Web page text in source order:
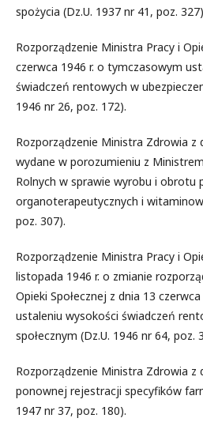
spożycia (Dz.U. 1937 nr 41, poz.
Rozporządzenie Ministra Pracy i
czerwca 1946 r. o tymczasowym
świadczeń rentowych w
1946 nr 26, poz. 172).
Rozporządzenie Ministra Zdrowia z
wydane w porozumieniu z
Rolnych w sprawie wyrobu i obrotu
organoterapeutycznych i
poz. 307).
Rozporządzenie Ministra Pracy i
listopada 1946 r. o zmianie
Opieki Społecznej z dnia 13
ustaleniu wysokości świadczeń
społecznym (Dz.U. 1946 nr 64, poz.
Rozporządzenie Ministra Zdrowia z
ponownej rejestracji specyfików
1947 nr 37, poz. 180).